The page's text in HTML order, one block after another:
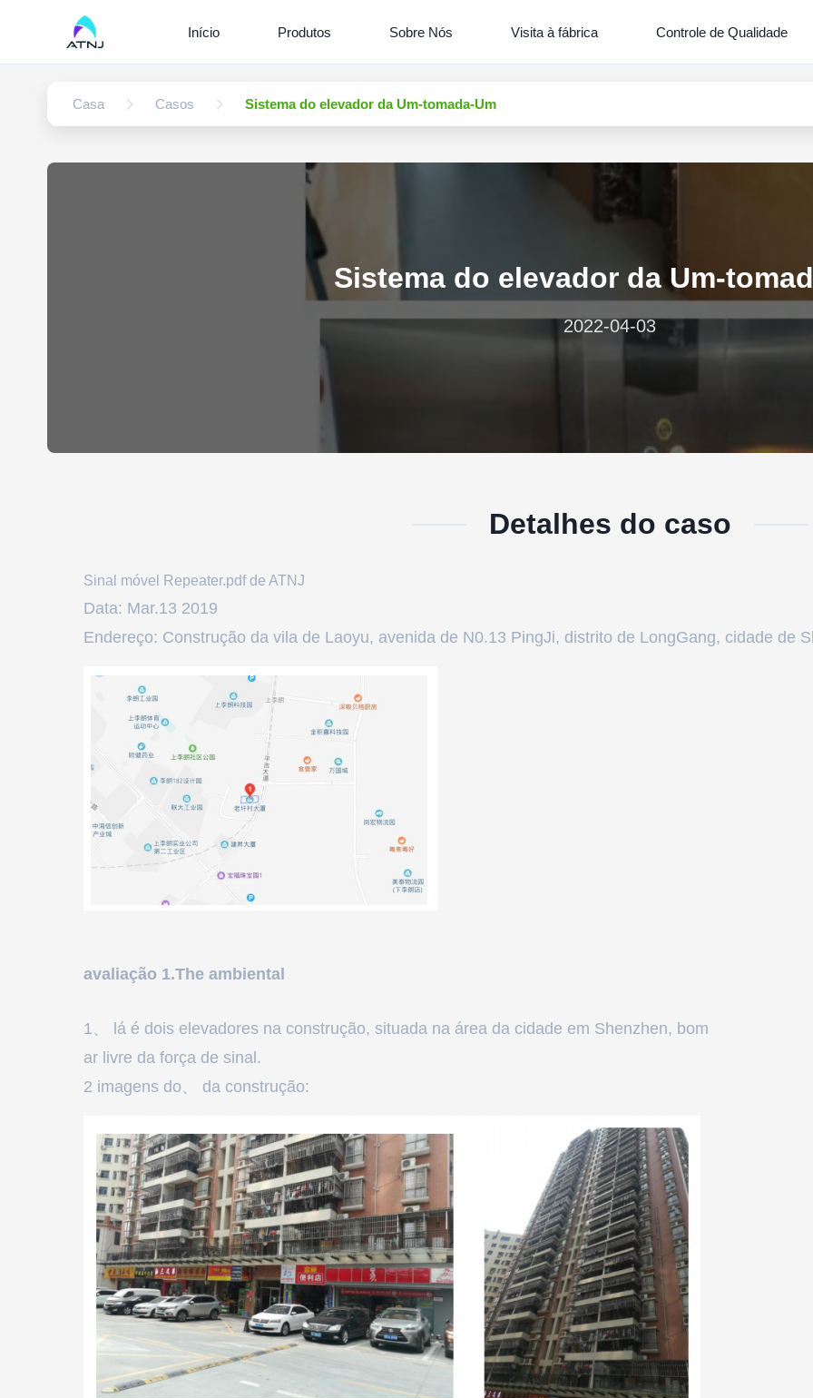
Início Produtos Sobre Nós Visita à fábrica Controle de Qualidade
Casa Casos Sistema do elevador da Um-tomada-Um
Sistema do elevador da Um-
2022-04-03
Detalhes do caso
Sinal móvel Repeater.pdf de ATNJ
Data: Mar.13 2019
Endereço: Construção da vila de Laoyu, avenida de N0.13 PingJi, distrito de LongGang, cidade de
avaliação 1.The ambiental
1、 lá é dois elevadores na construção, situada na área da cidade em Shenzhen, bom
ar livre da força de sinal.
2 imagens do、 da construção: